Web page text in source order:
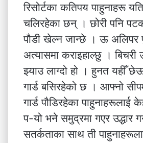
रिसोर्टका कतिपय पाहुनाहरू
चलिरहेका छन् । छोरी पनि
पौडी खेल्न जान्छे । ऊ अलिपर
अत्यासमा कराइहाल्छु । बिचरी
झ्याउ लाग्दो हो । हुनत यहीँ
गार्ड बसिरहेको छ । आफ्नो
गार्ड पौडिरहेका पाहुनाहरूलाई
प-यो भने समुद्रमा गएर उद्धार
सतर्कताका साथ ती